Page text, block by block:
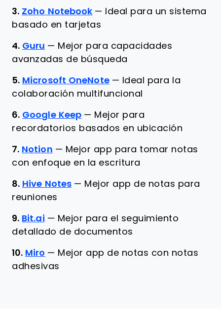
3. Zoho Notebook —
Ideal para un sistema
basado en tarjetas
4. Guru — Mejor para capacidades
avanzadas de búsqueda
5. Microsoft OneNote — Ideal para la
colaboración multifuncional
6. Google Keep — Mejor para
recordatorios basados en ubicación
7. Notion — Mejor app para tomar notas
con enfoque en la escritura
8. Hive Notes — Mejor app de notas para
reuniones
9. Bit.ai — Mejor para el seguimiento
detallado de documentos
10. Miro — Mejor app de notas con notas
adhesivas